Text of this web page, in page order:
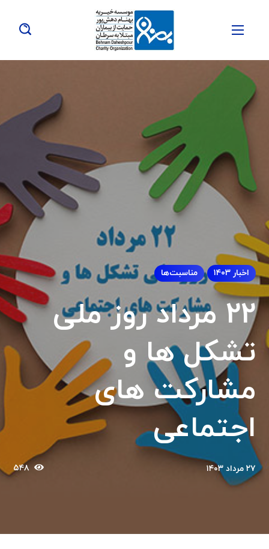
اخبار ۱۴۰۳ مناسبت‌ها
22 مرداد روز ملی
تشکل ها و
مشارکت های
اجتماعی
۲۷ مرداد ۱۴۰۳ ۵۴۸